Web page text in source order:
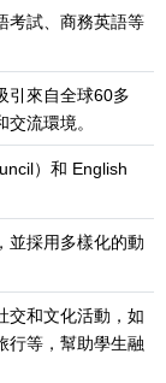
考試、商務英語等
引來自全球60多
流環境。
）和 English
並採用多樣化的動
交和文化活動，如
行等，幫助學生融